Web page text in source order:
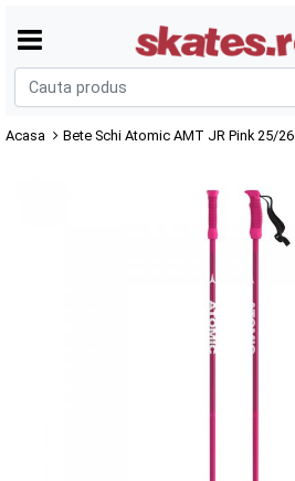
Acasa Bete Schi Atomic AMT JR Pink 25/26